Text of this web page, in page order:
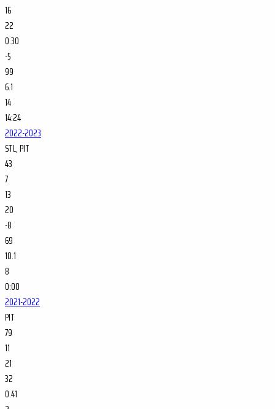
16
22
0.30
-5
99
6.1
14
14:24
2022-2023
STL, PIT
43
7
13
20
-8
69
10.1
8
0:00
2021-2022
PIT
79
11
21
32
0.41